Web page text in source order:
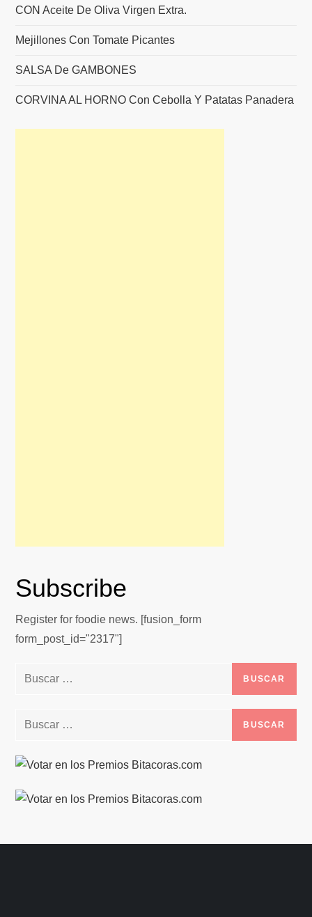
CON Aceite De Oliva Virgen Extra.
Mejillones Con Tomate Picantes
SALSA De GAMBONES
CORVINA AL HORNO Con Cebolla Y Patatas Panadera
Subscribe
Register for foodie news. [fusion_form
form_post_id="2317"]
Buscar:
Buscar: